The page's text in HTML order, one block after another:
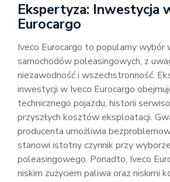
Ekspertyza: Inwestycja
Eurocargo
Iveco Eurocargo to popularny wybór
samochodów poleasingowych, z
niezawodność i wszechstronność.
inwestycji w Iveco Eurocargo
technicznego pojazdu, historii
przyszłych kosztów eksploatacji.
producenta umożliwia
stanowi istotny czynnik przy
poleasingowego. Ponadto, Iveco
niskim zużyciem paliwa oraz niskimi